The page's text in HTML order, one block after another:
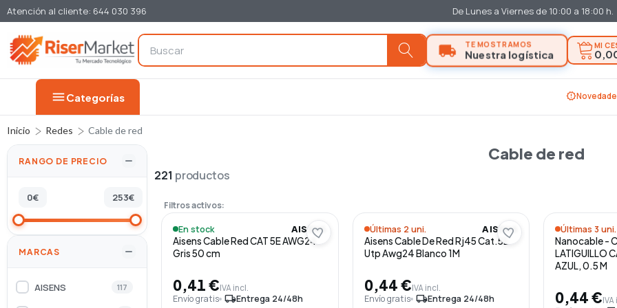
Atención al cliente: 644 030 396 De Lunes a Viernes de 10:00 a 18:00 h.
MI
menuCategorías new_releases
Inicio Redes Cable de red
RANGO DE PRECIO
0€ 253€
MARCAS
AISENS 117
Cable de red
221 productos
Filtros activos:
En stock AISENS
Aisens Cable Red CAT 5E AWG24
Gris 50 cm
0,41 €IVA incl.
Envío gratis local_shippingEntrega 24/48h
Últimas 2 uni. AISENS
Aisens Cable De Red Rj45 Cat.5E
Utp Awg24 Blanco 1M
0,44 €IVA incl.
Envío gratis local_shippingEntrega 24/48h
Últimas 3 uni.
Nanocable -
LATIGUILLO
AZUL, 0.5 M
0,44 €